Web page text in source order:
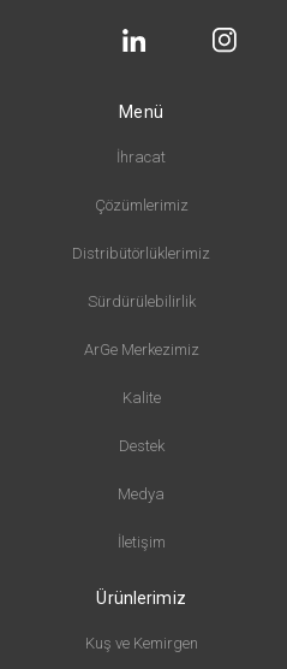
Menü
İhracat
Çözümlerimiz
Distribütörlüklerimiz
Sürdürülebilirlik
ArGe Merkezimiz
Kalite
Destek
Medya
İletişim
Ürünlerimiz
Kuş ve Kemirgen